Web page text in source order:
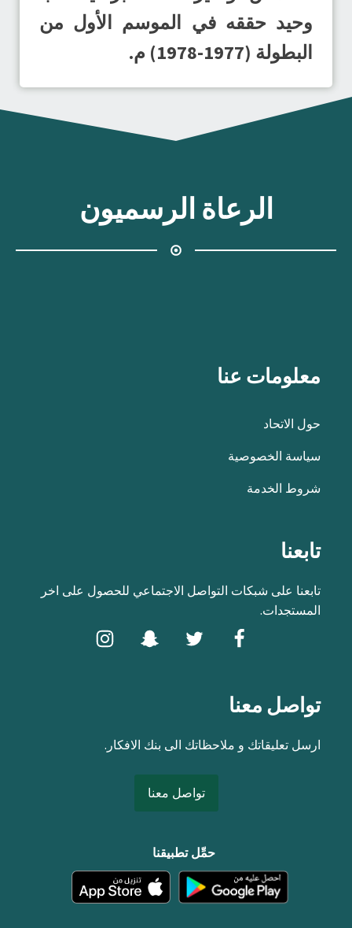
وحيد حققه في الموسم الأول من
البطولة (1977-1978) م.
الرعاة الرسميون
معلومات عنا
حول الاتحاد
سياسة الخصوصية
شروط الخدمة
تابعنا
تابعنا على شبكات التواصل الاجتماعي للحصول على اخر
المستجدات.
تواصل معنا
ارسل تعليقاتك و ملاحظاتك الى بنك الافكار.
تواصل معنا
حمِّل تطبيقنا